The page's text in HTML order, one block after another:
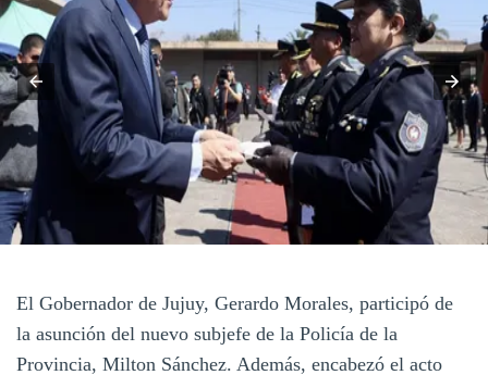
El Gobernador de Jujuy, Gerardo Morales, participó de
la asunción del nuevo subjefe de la Policía de la
Provincia, Milton Sánchez. Además, encabezó el acto